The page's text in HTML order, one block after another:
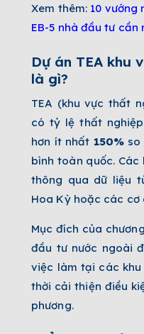
Xem thêm: 10 vướng
EB-5 nhà đầu tư cần
Dự án TEA khu
là gì?
TEA (khu vực thất
có tỷ lệ thất
hơn ít nhất 150%
bình toàn quốc.
thông qua dữ liệu
Hoa Kỳ hoặc các cơ
Mục đích của
đầu tư nước ngoài
việc làm tại các
thời cải thiện điều
phương.